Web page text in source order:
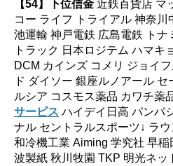
【54】下位信金 近鉄百貨店 マ
コー ライフ トライアル 神奈
池運輸 神戸電鉄 広島電鉄 トナ
トラック 日本ロジテム ハマキ
DCM カインズ コメリ ジョイ
ド ダイソー 銀座ルノアール
ルシア コスモス薬品 カワチ薬
サービス ハイデイ日高 パンパ
ナル セントラルスポーツ↓ ラ
和冷機工業 Aiming 学究社 早
波製紙 秋川牧園 TKP 明光ネッ